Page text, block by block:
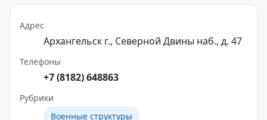
Адрес
Архангельск г., Северной Двины наб., д. 47
Телефоны
+7 (8182) 648863
Рубрики
Военные структуры